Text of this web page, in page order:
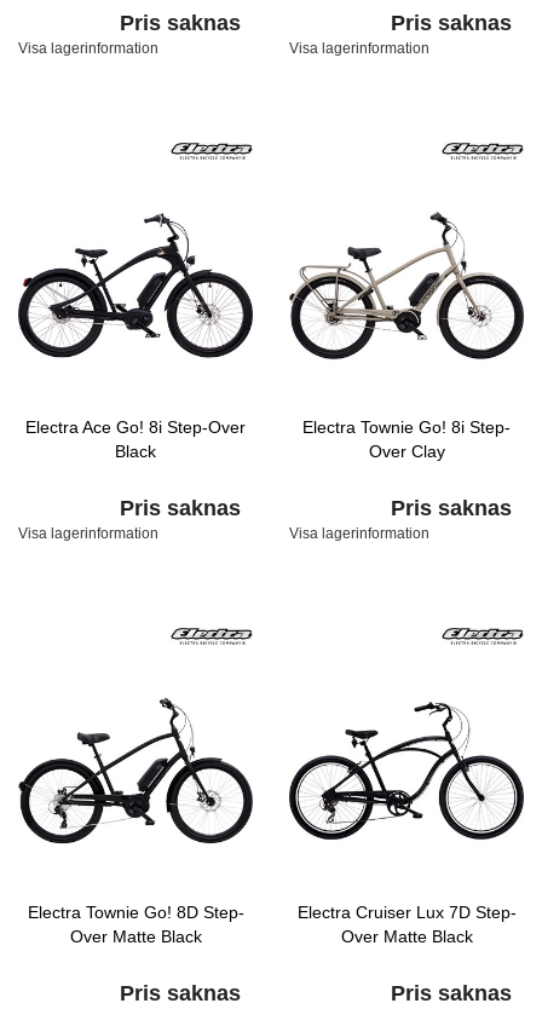
Pris saknas
Visa lagerinformation
Pris saknas
Visa lagerinformation
Electra Ace Go! 8i Step-Over
Black
Pris saknas
Visa lagerinformation
Electra Townie Go! 8i Step-
Over Clay
Pris saknas
Visa lagerinformation
Electra Townie Go! 8D Step-
Over Matte Black
Pris saknas
Electra Cruiser Lux 7D Step-
Over Matte Black
Pris saknas